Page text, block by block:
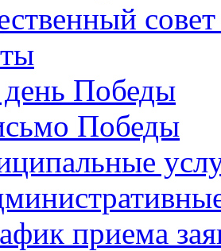
день Победы
Победы
приема